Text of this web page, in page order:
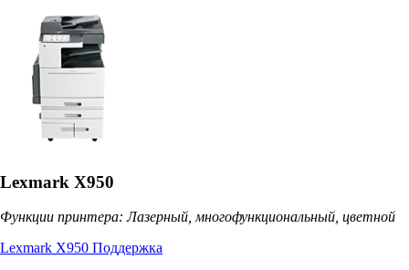
Lexmark X950
Функции принтера: Лазерный, многофункциональный, цветной
Lexmark X950 Поддержка